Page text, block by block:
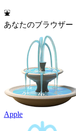
⛲
あなたのブラウザー
Apple